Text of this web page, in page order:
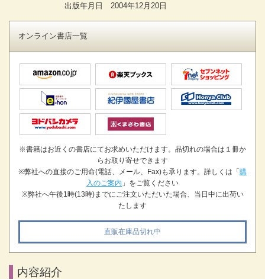
出版年月日
2004年12月20日
オンライン書店一覧
※書籍はお近くの書店にてお求めいただけます。品切れの場合は１冊か
らお取り寄せできます
※弊社への直接のご用命(電話、メール、Fax)も承ります。詳しくは「 購
入のご案内 」をご覧ください
※弊社へ午後1時(13時)までにご注文いただいた場合、当日中に出荷い
たします
直販在庫品切れ中
内容紹介